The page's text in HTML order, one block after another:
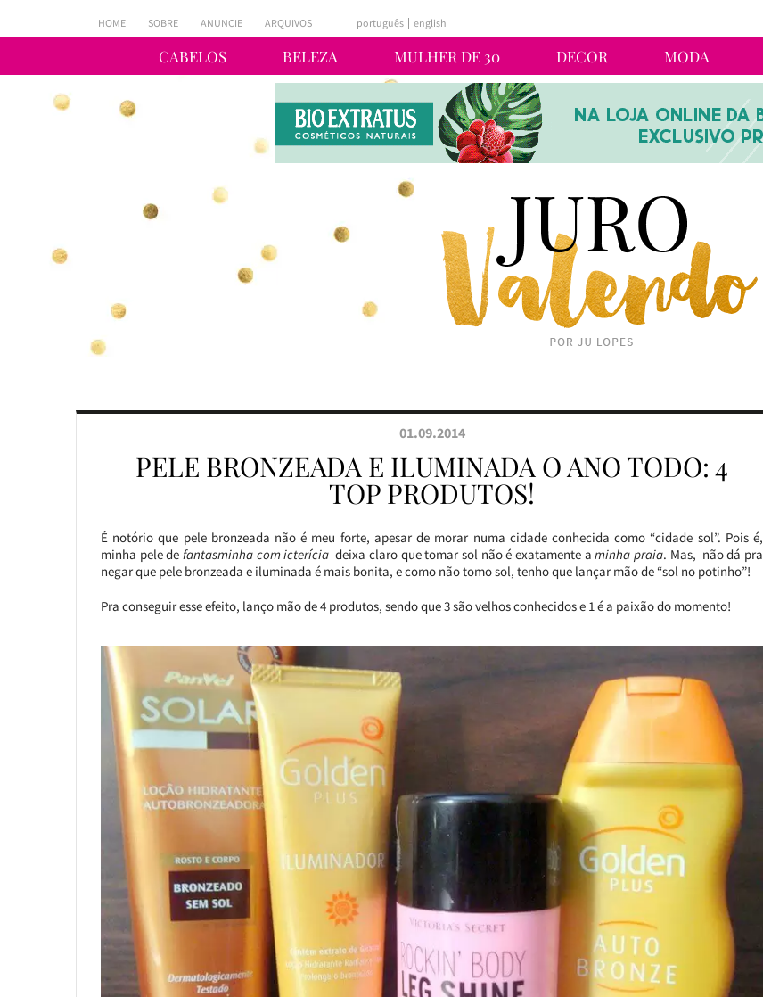
CABELOS BELEZA MULHER DE 30 DECOR MODA
HOME SOBRE ANUNCIE ARQUIVOS português english
01.09.2014
PELE BRONZEADA E ILUMINADA O ANO TODO: 4
TOP PRODUTOS!
É notório que pele bronzeada não é meu forte, apesar de morar numa cidade conhecida como “cidade sol”. Pois é,
minha pele de fantasminha com icterícia deixa claro que tomar sol não é exatamente a minha praia. Mas, não dá pra
negar que pele bronzeada e iluminada é mais bonita, e como não tomo sol, tenho que lançar mão de “sol no potinho”!
Pra conseguir esse efeito, lanço mão de 4 produtos, sendo que 3 são velhos conhecidos e 1 é a paixão do momento!